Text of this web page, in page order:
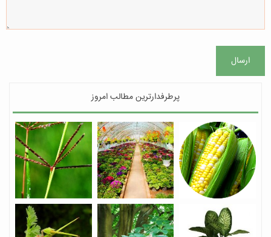
ارسال
پرطرفدارترین مطالب امروز